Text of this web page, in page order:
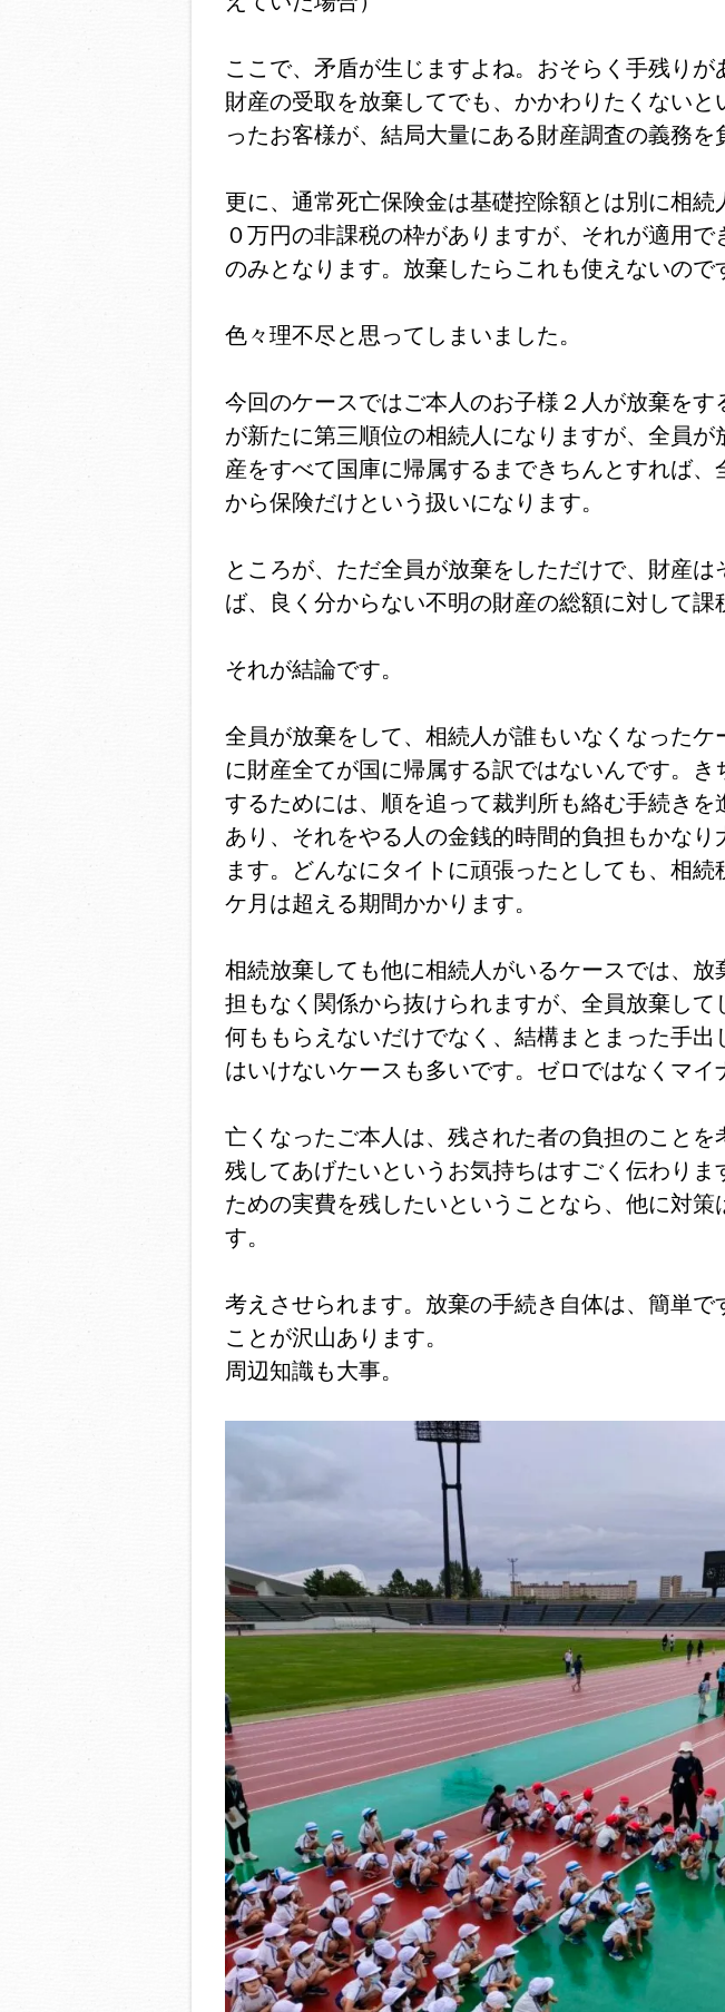
ここで、矛盾が生じますよね。おそらく手残りが
財産の受取を放棄してでも、かかわりたくないと
ったお客様が、結局大量にある財産調査の義務を
更に、通常死亡保険金は基礎控除額とは別に相続
０万円の非課税の枠がありますが、それが適用で
のみとなります。放棄したらこれも使えないので
色々理不尽と思ってしまいました。
今回のケースではご本人のお子様２人が放棄をす
が新たに第三順位の相続人になりますが、全員が
産をすべて国庫に帰属するまできちんとすれば、
から保険だけという扱いになります。
ところが、ただ全員が放棄をしただけで、財産は
ば、良く分からない不明の財産の総額に対して課
それが結論です。
全員が放棄をして、相続人が誰もいなくなったケ
に財産全てが国に帰属する訳ではないんです。き
するためには、順を追って裁判所も絡む手続きを
あり、それをやる人の金銭的時間的負担もかなり
ます。どんなにタイトに頑張ったとしても、相続
ケ月は超える期間かかります。
相続放棄しても他に相続人がいるケースでは、放
担もなく関係から抜けられますが、全員放棄して
何ももらえないだけでなく、結構まとまった手出
はいけないケースも多いです。ゼロではなくマイ
亡くなったご本人は、残された者の負担のことを
残してあげたいというお気持ちはすごく伝わりま
ための実費を残したいということなら、他に対策
す。
考えさせられます。放棄の手続き自体は、簡単で
ことが沢山あります。
周辺知識も大事。